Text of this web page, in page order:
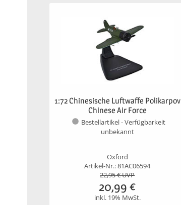
1:72 Chinesische Luftwaffe Polikarpov
Chinese Air Force
Bestellartikel - Verfügbarkeit
unbekannt
Oxford
Artikel-Nr.: 81AC06594
22,95€ UVP
20,99 €
inkl. 19% MwSt.